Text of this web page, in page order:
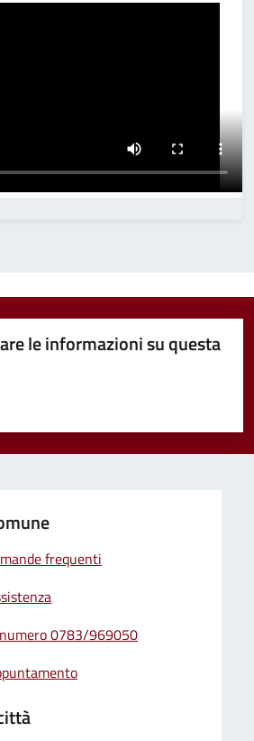
le informazioni su questa
5 stelle su 5
su 5
su 5
5
frequenti
0783/969050